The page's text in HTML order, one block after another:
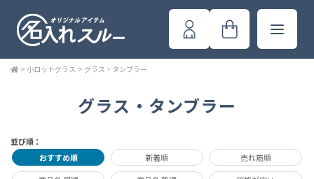
> 小ロットグラス > グラス・タンブラー
グラス・タンブラー
並び順：
おすすめ順
新着順 売れ筋順